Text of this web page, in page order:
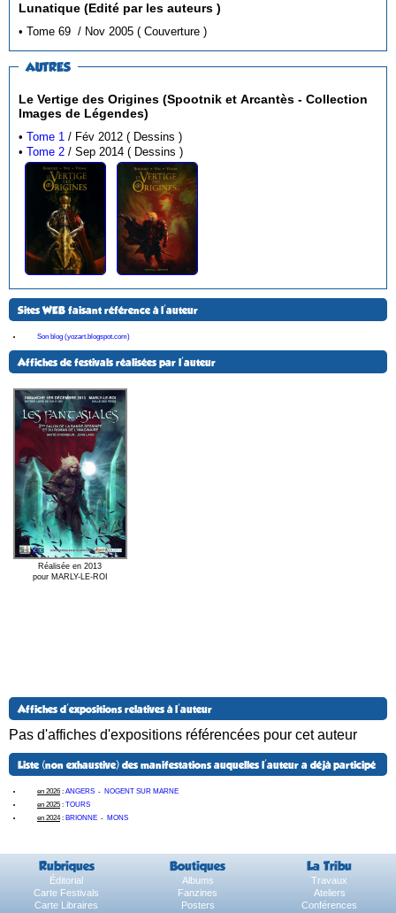
Lunatique (Edité par les auteurs )
• Tome 69 / Nov 2005 ( Couverture )
AUTRES
Le Vertige des Origines (Spootnik et Arcantès - Collection
Images de Légendes)
•Tome 1
/ Fév 2012 ( Dessins )
•Tome 2 / Sep 2014 ( Dessins )
Sites WEB faisant référence à l'auteur
Son blog (yozart.blogspot.com)
Affiches de festivals réalisées par l'auteur
Réalisée en 2013
pour MARLY-LE-ROI
Affiches d'expositions relatives à l'auteur
Pas d'affiches d'expositions référencées pour cet auteur
Liste (non exhaustive) des manifestations auquelles l'auteur a déjà participé
en 2026 : ANGERS - NOGENT SUR MARNE
en 2025 : TOURS
en 2024: BRIONNE - MONS
Rubriques Boutiques La Tribu
Éditorial Albums
Travaux
Carte Festivals
Fanzines
Ateliers
Carte Libraires
Posters
Conférences